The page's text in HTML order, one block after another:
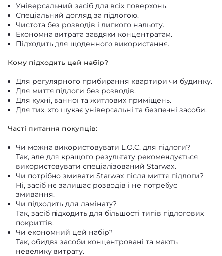
Універсальний засіб для всіх поверхонь.
Спеціальний догляд за підлогою.
Чистота без розводів і липкого нальоту.
Економна витрата завдяки концентратам.
Підходить для щоденного використання.
Кому підходить цей набір?
Для регулярного прибирання квартири чи будинку.
Для миття підлоги без розводів.
Для кухні, ванної та житлових приміщень.
Для тих, хто шукає універсальні та безпечні засоби.
Часті питання покупців:
Чи можна використовувати L.O.C. для підлоги?
Так, але для кращого результату рекомендується
використовувати спеціалізований Starwax.
Чи потрібно змивати Starwax після миття підлоги?
Ні, засіб не залишає розводів і не потребує
змивання.
Чи підходить для ламінату?
Так, засіб підходить для більшості типів підлогових
покриттів.
Чи економний цей набір?
Так, обидва засоби концентровані та мають
невелику витрату.